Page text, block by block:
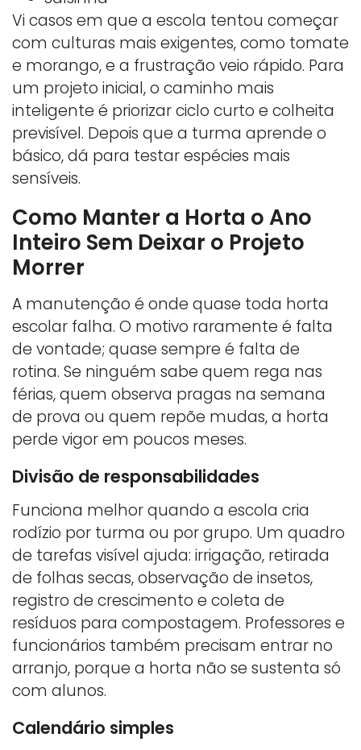
Vi casos em que a escola tentou começar
com culturas mais exigentes, como tomate
e morango, e a frustração veio rápido. Para
um projeto inicial, o caminho mais
inteligente é priorizar ciclo curto e colheita
previsível. Depois que a turma aprende o
básico, dá para testar espécies mais
sensíveis.
Como Manter a Horta o Ano
Inteiro Sem Deixar o Projeto
Morrer
A manutenção é onde quase toda horta
escolar falha. O motivo raramente é falta
de vontade; quase sempre é falta de
rotina. Se ninguém sabe quem rega nas
férias, quem observa pragas na semana
de prova ou quem repõe mudas, a horta
perde vigor em poucos meses.
Divisão de responsabilidades
Funciona melhor quando a escola cria
rodízio por turma ou por grupo. Um quadro
de tarefas visível ajuda: irrigação, retirada
de folhas secas, observação de insetos,
registro de crescimento e coleta de
resíduos para compostagem. Professores e
funcionários também precisam entrar no
arranjo, porque a horta não se sustenta só
com alunos.
Calendário simples